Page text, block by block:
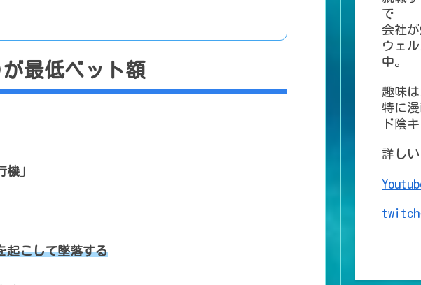
最低ベット額
機」
起こして墜落する
で
会社
ウェ
中。
趣味
特に
ド陰
詳し
twitch